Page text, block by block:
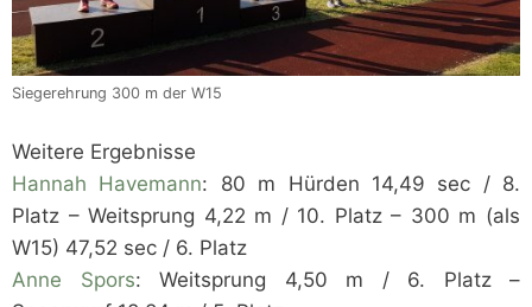
Siegerehrung 300 m der W15
Weitere Ergebnisse
Hannah Havemann: 80 m Hürden 14,49 sec / 8.
Platz – Weitsprung 4,22 m / 10. Platz – 300 m (als
W15) 47,52 sec / 6. Platz
Anne Spors: Weitsprung 4,50 m / 6. Platz –